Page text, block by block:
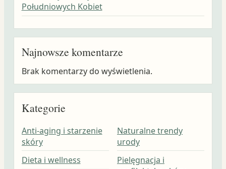
Południowych Kobiet
Najnowsze komentarze
Brak komentarzy do wyświetlenia.
Kategorie
Anti-aging i starzenie
skóry
Dieta i wellness
Naturalne trendy
urody
Pielęgnacja i